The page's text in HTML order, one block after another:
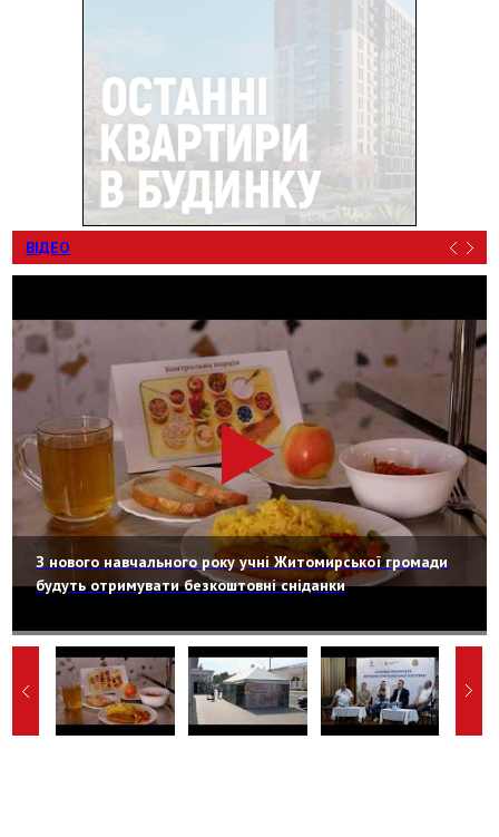
ВІДЕО
З нового навчального року учні Житомирської громади
будуть отримувати безкоштовні сніданки